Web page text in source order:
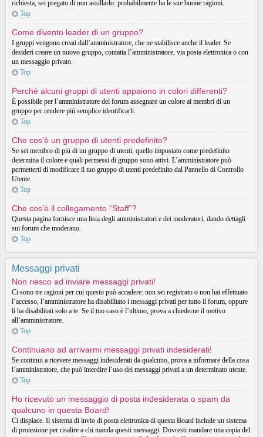
richiesta, sei pregato di non assillarlo: probabilmente ha le sue buone ragioni.
Top
Come divento leader di un gruppo?
I gruppi vengono creati dall’amministratore, che ne stabilisce anche il leader. Se
desideri creare un nuovo gruppo, contatta l’amministratore, via posta elettronica o con
un messaggio privato.
Top
Perché alcuni gruppi di utenti appaiono in colori differenti?
È possibile per l’amministratore del forum assegnare un colore ai membri di un
gruppo per rendere piú semplice identificarli.
Top
Che cos’è un gruppo di utenti predefinito?
Se sei membro di piú di un gruppo di utenti, quello impostato come predefinito
determina il colore e quali permessi di gruppo sono attivi. L’amministratore può
permetterti di modificare il tuo gruppo di utenti predefinito dal Pannello di Controllo
Utente.
Top
Che cos’è il collegamento “Staff”?
Questa pagina fornisce una lista degli amministratori e dei moderatori, dando dettagli
sui forum che moderano.
Top
Messaggi privati
Non riesco ad inviare messaggi privati!
Ci sono tre ragioni per cui questo può accadere: non sei registrato o non hai effettuato
l’accesso, l’amministratore ha disabilitato i messaggi privati per tutto il forum, oppure
li ha disabilitati solo a te. Se il tuo caso è l’ultimo, prova a chiederne il motivo
all’amministratore.
Top
Continuano ad arrivarmi messaggi privati indesiderati!
Se continui a ricevere messaggi indesiderati da qualcuno, prova a informare della cosa
l’amministratore, che può interdire l’uso dei messaggi privati a un determinato utente.
Top
Ho ricevuto un messaggio di posta indesiderata o spam da
qualcuno in questa Board!
Ci dispiace. Il sistema di invio di posta elettronica di questa Board include un sistema
di protezione per risalire a chi manda questi messaggi. Dovresti mandare una copia del